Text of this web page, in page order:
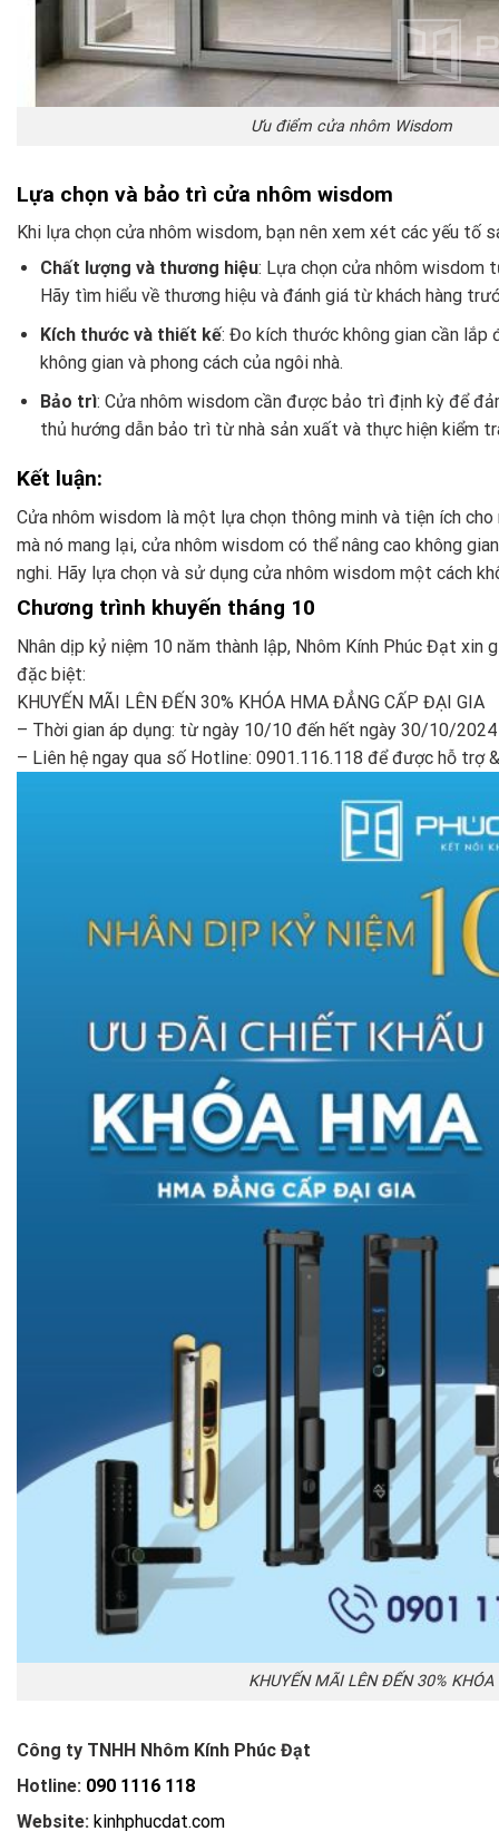
Ưu điểm cửa nhôm Wisdom
Lựa chọn và bảo trì cửa nhôm wisdom
Khi lựa chọn cửa nhôm wisdom, bạn nên xem xét các yếu tố
Chất lượng và thương hiệu: Lựa chọn cửa nhôm wisdom
Hãy tìm hiểu về thương hiệu và đánh giá từ khách hàng
Kích thước và thiết kế: Đo kích thước không gian cần lắp
không gian và phong cách của ngôi nhà.
Bảo trì: Cửa nhôm wisdom cần được bảo trì định kỳ để
thủ hướng dẫn bảo trì từ nhà sản xuất và thực hiện kiểm
Kết luận:
Cửa nhôm wisdom là một lựa chọn thông minh và tiện ích
mà nó mang lại, cửa nhôm wisdom có thể nâng cao không
nghi. Hãy lựa chọn và sử dụng cửa nhôm wisdom một cách
Chương trình khuyến tháng 10
Nhân dịp kỷ niệm 10 năm thành lập, Nhôm Kính Phúc Đạt xin
đặc biệt:
KHUYẾN MÃI LÊN ĐẾN 30% KHÓA HMA ĐẲNG CẤP ĐẠI GIA
– Thời gian áp dụng: từ ngày 10/10 đến hết ngày 30/10/2024
– Liên hệ ngay qua số Hotline: 0901.116.118 để được hỗ trợ
KHUYẾN MÃI LÊN ĐẾN 30%
Công ty TNHH Nhôm Kính Phúc Đạt
Hotline: 090 1116 118
Website: kinhphucdat.com